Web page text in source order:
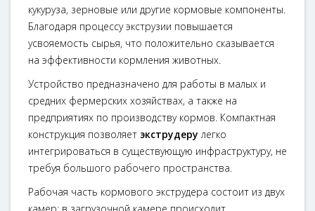
кукуруза, зерновые или другие кормовые компоненты.
Благодаря процессу экструзии повышается
усвояемость сырья, что положительно сказывается
на эффективности кормления животных.
Устройство предназначено для работы в малых и
средних фермерских хозяйствах, а также на
предприятиях по производству кормов. Компактная
конструкция позволяет экструдеру легко
интегрироваться в существующую инфраструктуру, не
требуя большого рабочего пространства.
Рабочая часть кормового экструдера состоит из двух